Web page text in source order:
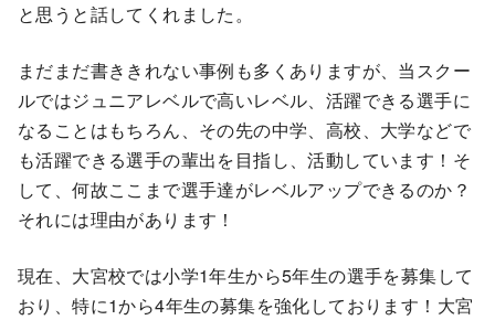
と思うと話してくれました。
まだまだ書ききれない事例も多くありますが、当スクー
ルではジュニアレベルで高いレベル、活躍できる選手に
なることはもちろん、その先の中学、高校、大学などで
も活躍できる選手の輩出を目指し、活動しています！そ
して、何故ここまで選手達がレベルアップできるのか？
それには理由があります！
現在、大宮校では小学1年生から5年生の選手を募集して
おり、特に1から4年生の募集を強化しております！大宮